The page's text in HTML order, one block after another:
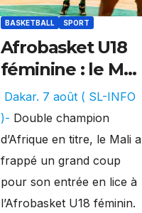
BASKETBALL SPORT
Afrobasket U18
féminine : le Mali
réalise un
véritable festival
offensif et
inflige une
lourde défaite
au Bénin.
Dakar. 7 août ( SL-INFO
)- Double champion
d’Afrique en titre, le Mali a
frappé un grand coup
pour son entrée en lice à
l’Afrobasket U18 féminin.